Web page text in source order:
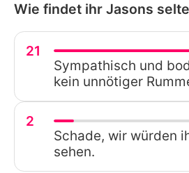
Wie findet ihr Jasons
21
Sympathisch und
kein unnötiger
2
Schade, wir würden
sehen.